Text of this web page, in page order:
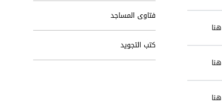
فتاوى المساجد
كتب التجويد